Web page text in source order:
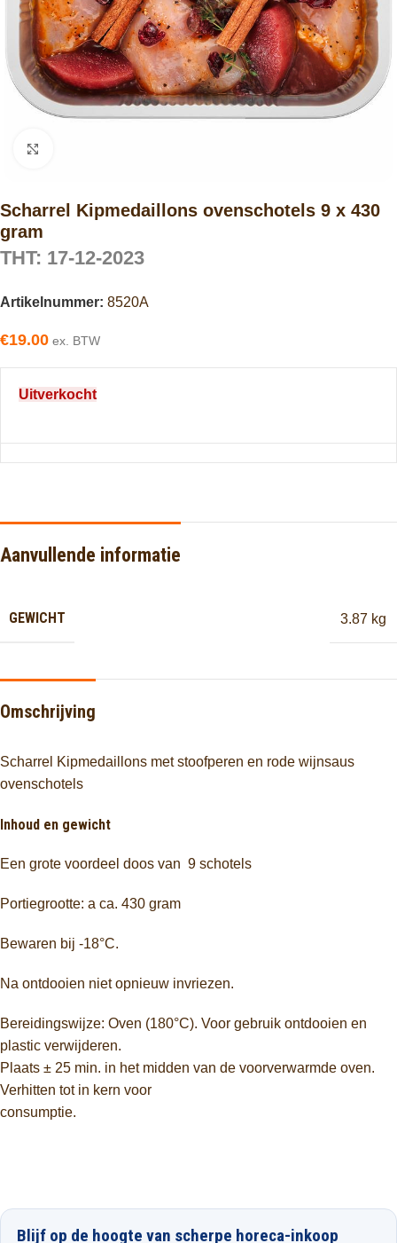
Scharrel Kipmedaillons ovenschotels 9 x 430
gram
THT: 17-12-2023
Artikelnummer: 8520A
€19.00 ex. BTW
Uitverkocht
Aanvullende informatie
GEWICHT 3.87 kg
Omschrijving
Scharrel Kipmedaillons met stoofperen en rode wijnsaus
ovenschotels
Inhoud en gewicht
Een grote voordeel doos van 9 schotels
Portiegrootte: a ca. 430 gram
Bewaren bij -18°C.
Na ontdooien niet opnieuw invriezen.
Bereidingswijze: Oven (180°C). Voor gebruik ontdooien en
plastic verwijderen.
Plaats ± 25 min. in het midden van de voorverwarmde oven.
Verhitten tot in kern voor
consumptie.
Blijf op de hoogte van scherpe horeca-inkoop